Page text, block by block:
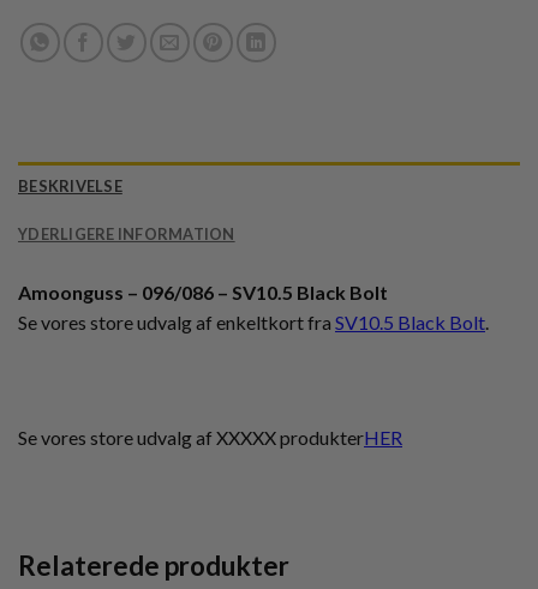
BESKRIVELSE
YDERLIGERE INFORMATION
Amoonguss – 096/086 – SV10.5 Black Bolt
Se vores store udvalg af enkeltkort fra SV10.5 Black Bolt.
Se vores store udvalg af XXXXX produkterHER
Relaterede produkter